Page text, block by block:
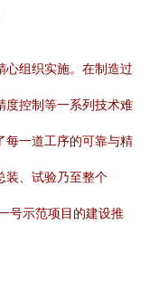
心组织实施。在制造过
度控制等一系列技术难
每一道工序的可靠与精
装、试验乃至整个
号示范项目的建设推